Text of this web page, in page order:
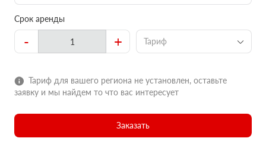
Срок аренды
- + Тариф
Тариф для вашего региона не установлен, оставьте
заявку и мы найдем то что вас интересует
Заказать